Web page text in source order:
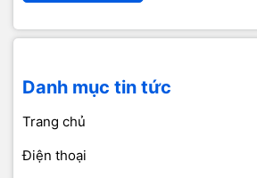
Danh mục tin tức
Trang chủ
Điện thoại